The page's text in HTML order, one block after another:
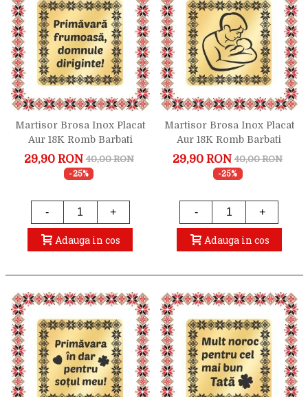
Martisor Brosa Inox Placat
Aur 18K Romb Barbati
Urare Diriginte
29,90 RON 40,00 RON
-25%
- +
Adauga in cos
Martisor Brosa Inox Placat
Aur 18K Romb Barbati
Silueta Tata
29,90 RON 40,00 RON
-25%
- +
Adauga in cos